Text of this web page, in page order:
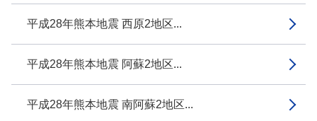
平成28年熊本地震 西原2地区...
平成28年熊本地震 阿蘇2地区...
平成28年熊本地震 南阿蘇2地区...